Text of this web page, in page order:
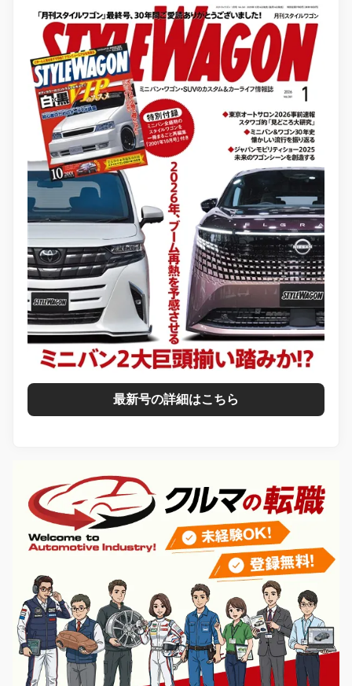
最新号の詳細はこちら